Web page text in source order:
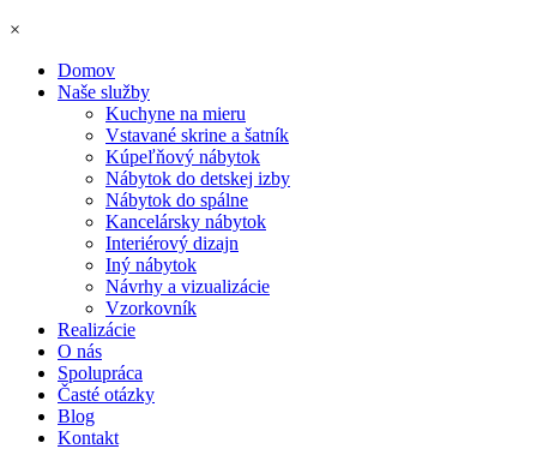
×
Domov
Naše služby
Kuchyne na mieru
Vstavané skrine a šatník
Kúpeľňový nábytok
Nábytok do detskej izby
Nábytok do spálne
Kancelársky nábytok
Interiérový dizajn
Iný nábytok
Návrhy a vizualizácie
Vzorkovník
Realizácie
O nás
Spolupráca
Časté otázky
Blog
Kontakt